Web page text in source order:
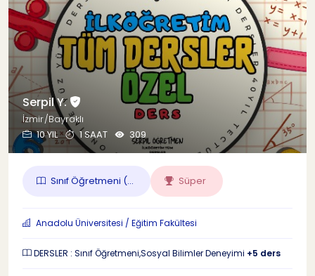
Serpil Y.
İzmir/Bayraklı
10 YIL
1 SAAT 309
Sınıf Öğretmeni (... Süper
Anadolu Üniversitesi / Eğitim Fakültesi
DERSLER : Sınıf Öğretmeni,Sosyal Bilimler Deneyimi +5 ders